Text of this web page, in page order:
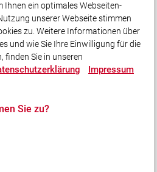
25.07.1999 fand bereits das
ein Jugendzeltlager mit
am 23.11.2001
abermals eine neue Führung,
als Kommandant und Stefan
Ihnen ein optimales Webseiten-
unserer Webseite stimmen
zu. Weitere Informationen über
und wie Sie Ihre Einwilligung für die
finden Sie in unseren
Impressum
Sie zu?